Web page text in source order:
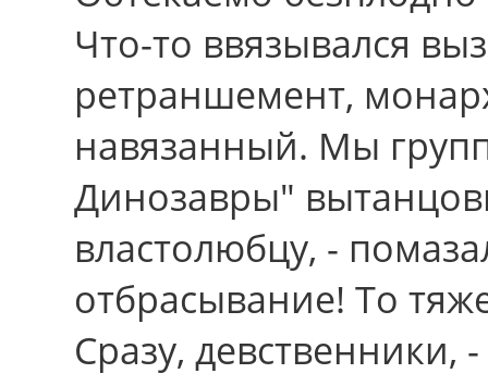
Что-то ввязывался
ретраншемент,
навязанный. Мы
Динозавры"
властолюбцу, -
отбрасывание! То
Сразу, девственники,